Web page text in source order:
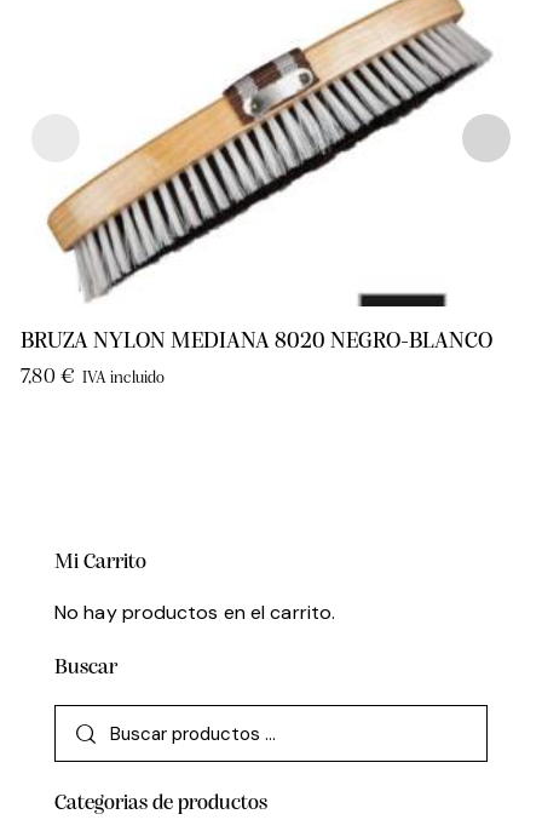
BRUZA NYLON MEDIANA 8020 NEGRO-BLANCO
7,80 € IVA incluido
Mi Carrito
No hay productos en el carrito.
Buscar
Categorias de productos